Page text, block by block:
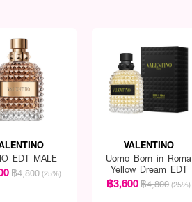
EDT MALE
฿4,800 (25%)
VALENTINO
Uomo Born in Roma
Yellow Dream EDT
฿3,600฿4,800 (25%)